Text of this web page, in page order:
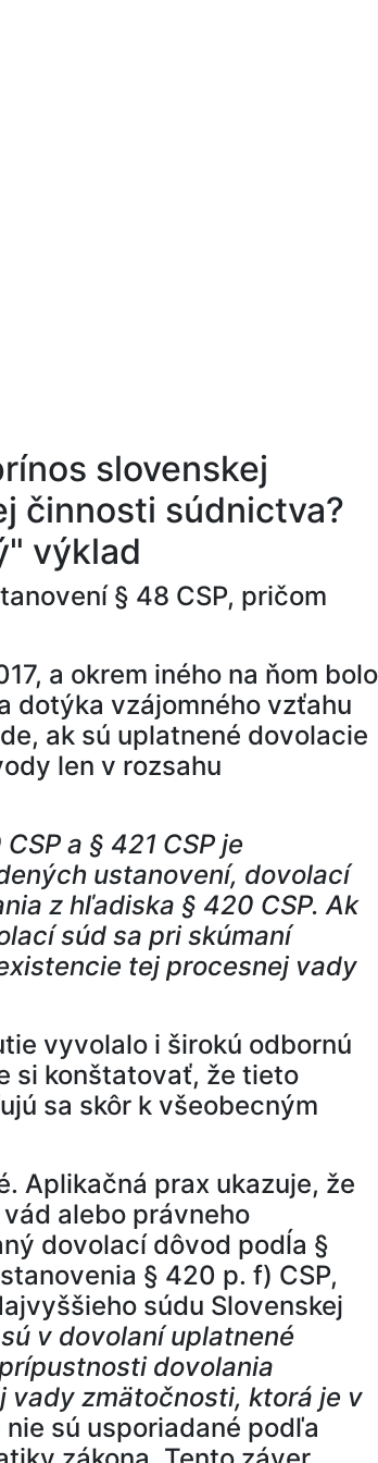
slovenskej
činnosti súdnictva?
výklad
§ 48 CSP, pričom
a okrem iného na ňom bolo
dotýka vzájomného vzťahu
ak sú uplatnené dovolacie
len v rozsahu
a § 421 CSP je
ustanovení, dovolací
z hľadiska § 420 CSP. Ak
súd sa pri skúmaní
tej procesnej vady
vyvolalo i širokú odbornú
si konštatovať, že tieto
sa skôr k všeobecným
Aplikačná prax ukazuje, že
alebo právneho
dovolací dôvod podĺa §
§ 420 p. f) CSP,
súdu Slovenskej
sú v dovolaní uplatnené
dovolania
vady zmätočnosti, ktorá je v
sú usporiadané podľa